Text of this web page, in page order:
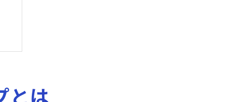
とは